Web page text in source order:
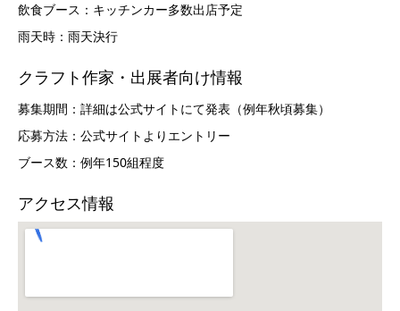
飲食ブース：キッチンカー多数出店予定
雨天時：雨天決行
クラフト作家・出展者向け情報
募集期間：詳細は公式サイトにて発表（例年秋頃募集）
応募方法：公式サイトよりエントリー
ブース数：例年150組程度
アクセス情報